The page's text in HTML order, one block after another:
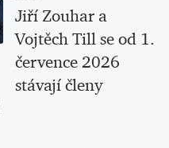
Jiří Zouhar a
Vojtěch Till se od 1.
července 2026
stávají členy